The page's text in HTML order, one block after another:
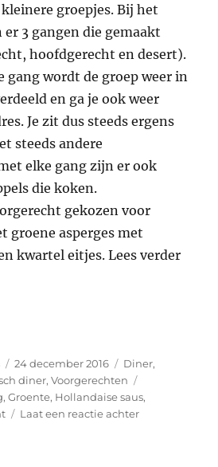
groepjes. Bij het
3 gangen die gemaakt
hoofdgerecht en desert).
gang wordt de groep weer in
en ga je ook weer
Je zit dus steeds ergens
steeds andere
elke gang zijn er ook
die koken.
gekozen voor
groene asperges met
kwartel eitjes. Lees verder
met groene asperges,
Geplaatst
op
24 december 2016 Categorieën
Diner,
diner,Voorgerechten
,Groente, Hollandaise saus,
Laat een reactie achterop